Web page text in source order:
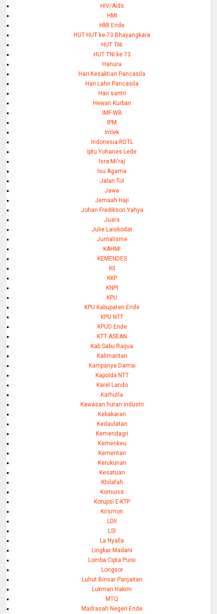
HIV/Aids
HMI
HMI Ende
HUT HUT ke-73 Bhayangkara
HUT TNI
HUT TNI ke 73
Hanura
Hari Kesaktian Pancasila
Hari Lahir Pancasila
Hari santri
Hewan Kurban
IMF-WB
IPM
Imlek
Indonesia-RDTL
Iptu Yohanes Lede
Isra Mi'raj
Isu Agama
Jalan Tol
Jawa
Jemaah Haji
Johan Fredikson Yahya
Juara
Julie Laiskodat
Jurnalisme
KAHMI
KEMENDES
KII
KKP
KNPI
KPU
KPU Kabupaten Ende
KPU NTT
KPUD Ende
KTT ASEAN
Kab Sabu Raijua
Kalimantan
Kampanye Damai
Kapolda NTT
Karel Lando
Karhutla
Kawasan hutan industri
Kebakaran
Kedaulatan
Kemendagri
Kemenkeu
Kementan
Kerukunan
Kesatuan
Khilafah
Komunis
Korupsi E-KTP
Krismon
LDII
LSI
La Nyalla
Lingkar Madani
Lomba Cipta Puisi
Longsor
Luhut Binsar Panjaitan
Lukman Hakim
MTQ
Madrasah Negeri Ende